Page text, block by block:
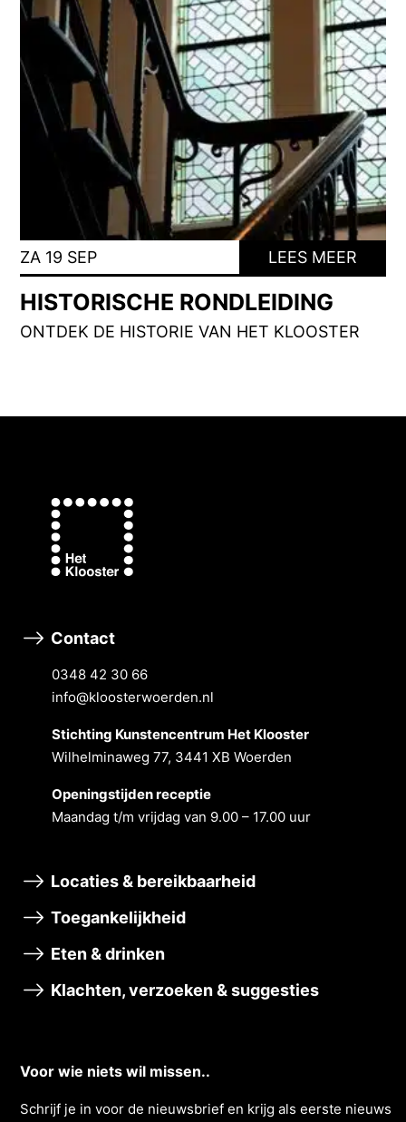
ZA 19 SEP LEES MEER
HISTORISCHE RONDLEIDING
ONTDEK DE HISTORIE VAN HET KLOOSTER
Contact
0348 42 30 66
info@kloosterwoerden.nl
Stichting Kunstencentrum Het Klooster
Wilhelminaweg 77, 3441 XB Woerden
Openingstĳden receptie
Maandag t/m vrĳdag van 9.00 – 17.00 uur
Locaties & bereikbaarheid
Toegankelijkheid
Eten & drinken
Klachten, verzoeken & suggesties
Voor wie niets wil missen..
Schrĳf je in voor de nieuwsbrief en krĳg als eerste nieuws